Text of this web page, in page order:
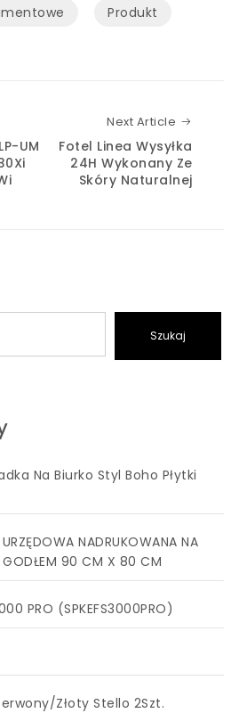
Produkt
UM
Next Article
Fotel Linea Wysyłka
24H Wykonany Ze
Skóry Naturalnej
Szukaj
Na Biurko Styl Boho Płytki
NADRUKOWANA NA
GODŁEM 90 CM X 80 CM
PRO (SPKEFS3000PRO)
Złoty Stello 2Szt.